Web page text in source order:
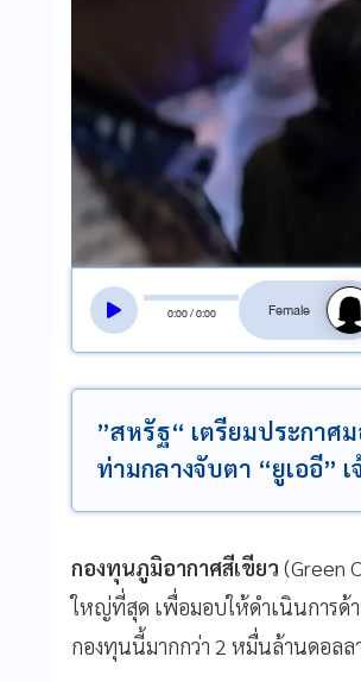
0:00/0:00
สลับเสีย
”สหรัฐ“ เตรียมประกาศ
ท่ามกลางจับตา “ยูเออี”
กองทุนภูมิอากาศสีเขียว (Green
ใหญ่ที่สุด เพื่อมอบให้ดำเนินการด้
กองทุนนี้มากกว่า 2 หมื่นล้านดอลล